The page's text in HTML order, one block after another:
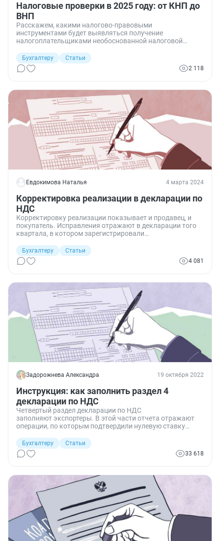
Налоговые проверки в 2025 году: от КНП до
ВНП
Расскажем, какими налогово-правовыми
инструментами будет выявляться получение
налогоплательщиками необоснованной налоговой
Бухгалтеру
Статьи
2 118
Евдокимова Наталья 4 марта 2024
Корректировка реализации в декларации по
НДС
Корректировку реализации показывает и продавец, и
покупатель. Исправления отражают в декларации того
квартала, в котором зарегистрировали
Бухгалтеру
Статьи
4 081
Задорожнева Александра 19 октября 2022
Инструкция: как заполнить раздел 4
декларации по НДС
Четвертый раздел декларации по НДС
заполняют экспортеры. В этой части отчета отражают
операции, по которым подтвердили нулевую ставку
правильный код.
Бухгалтеру
Статьи
33 618